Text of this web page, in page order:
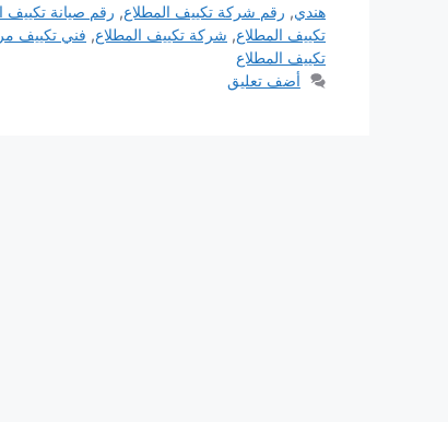
هندي, رقم شركة تكييف المطلاع, رقم صيانة تكييف
تكييف المطلاع, شركة تكييف المطلاع, فني تكييف
تكييف المطلاع
أضف تعليق